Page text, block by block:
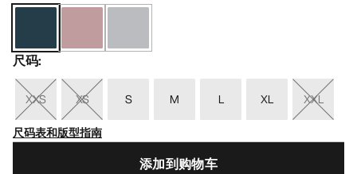
尺码:
XXS XS S M L XL
XXL
尺码表和版型指南
添加到购物车